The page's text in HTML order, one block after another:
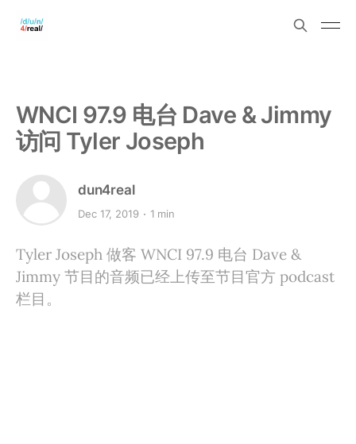
WNCI 97.9 电台 Dave & Jimmy
访问 Tyler Joseph
dun4real
Dec 17, 2019 1 min
Tyler Joseph 做客 WNCI 97.9 电台 Dave &
Jimmy 节目的音频已经上传至节目官方 podcast
栏目。